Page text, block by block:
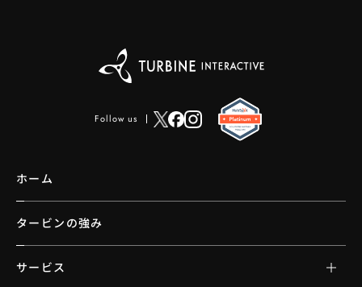
Follow us
ホーム
タービンの強み
サービス